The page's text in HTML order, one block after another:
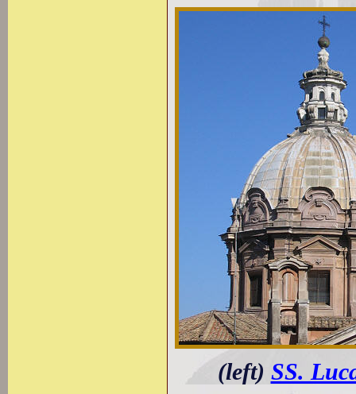
(left) SS.